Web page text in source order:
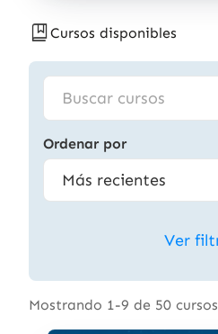
Cursos disponibles
Ordenar por
Ver
Mostrando 1-9 de 50 cursos